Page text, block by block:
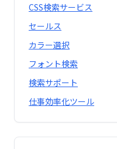
CSS検索サービス
セールス
カラー選択
フォント検索
検索サポート
仕事効率化ツール